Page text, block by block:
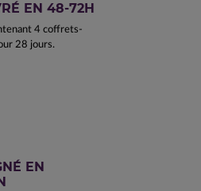
EN 48-72H
4 coffrets-
28 jours.
EN